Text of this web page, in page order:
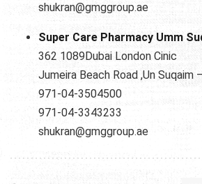
shukran@gmggroup.ae
Super Care Pharmacy Umm
362 1089Dubai London Cinic
Jumeira Beach Road ,Un Suqaim
971-04-3504500
971-04-3343233
shukran@gmggroup.ae